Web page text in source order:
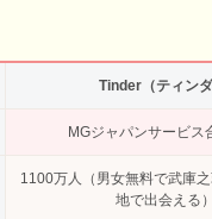
Tinder（ティン
MGジャパンサービス
1100万人（男女無料で武庫
地で出会える）